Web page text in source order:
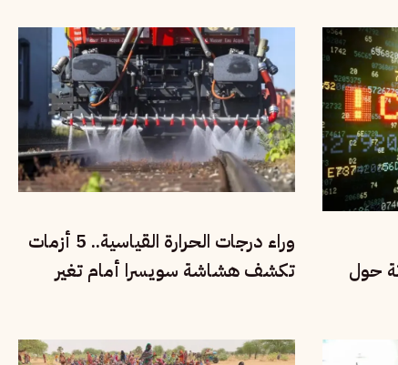
حول
وراء درجات الحرارة القياسية.. 5 أزمات
تكشف هشاشة سويسرا أمام تغير